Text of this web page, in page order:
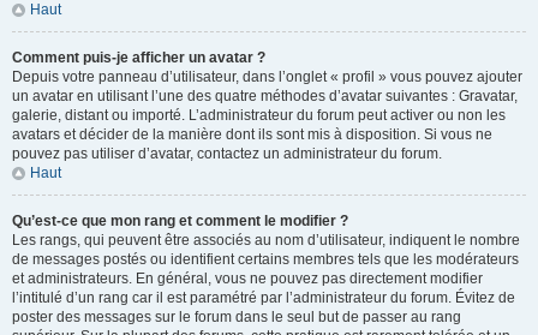
Haut
Comment puis-je afficher un avatar ?
Depuis votre panneau d’utilisateur, dans l’onglet « profil » vous pouvez ajouter
un avatar en utilisant l’une des quatre méthodes d’avatar suivantes : Gravatar,
galerie, distant ou importé. L’administrateur du forum peut activer ou non les
avatars et décider de la manière dont ils sont mis à disposition. Si vous ne
pouvez pas utiliser d’avatar, contactez un administrateur du forum.
Haut
Qu’est-ce que mon rang et comment le modifier ?
Les rangs, qui peuvent être associés au nom d’utilisateur, indiquent le nombre
de messages postés ou identifient certains membres tels que les modérateurs
et administrateurs. En général, vous ne pouvez pas directement modifier
l’intitulé d’un rang car il est paramétré par l’administrateur du forum. Évitez de
poster des messages sur le forum dans le seul but de passer au rang